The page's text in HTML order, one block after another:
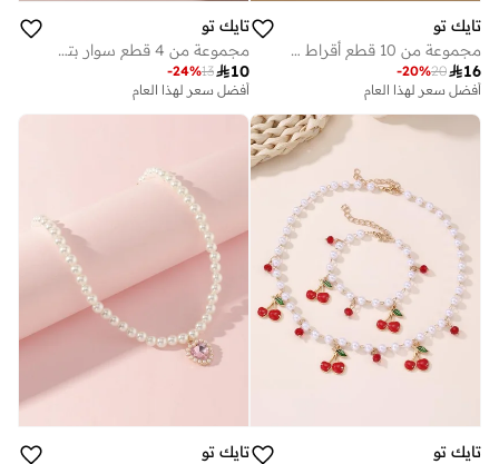
تايك تو
مجموعة من 10 قطع أقراط دلايات بتفاصيل فراشة وخرز
16
20
-20%
أفضل سعر لهذا العام
تايك تو
مجموعة من 4 قطع سوار بتفاصيل قلب وزهرة
10
13
-24%
أفضل سعر لهذا العام
تايك تو
تايك تو